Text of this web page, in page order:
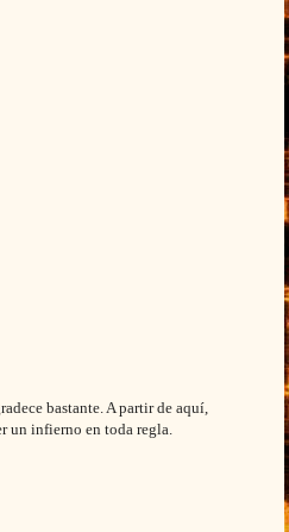
bastante. A partir de aquí,
un infierno en toda regla.